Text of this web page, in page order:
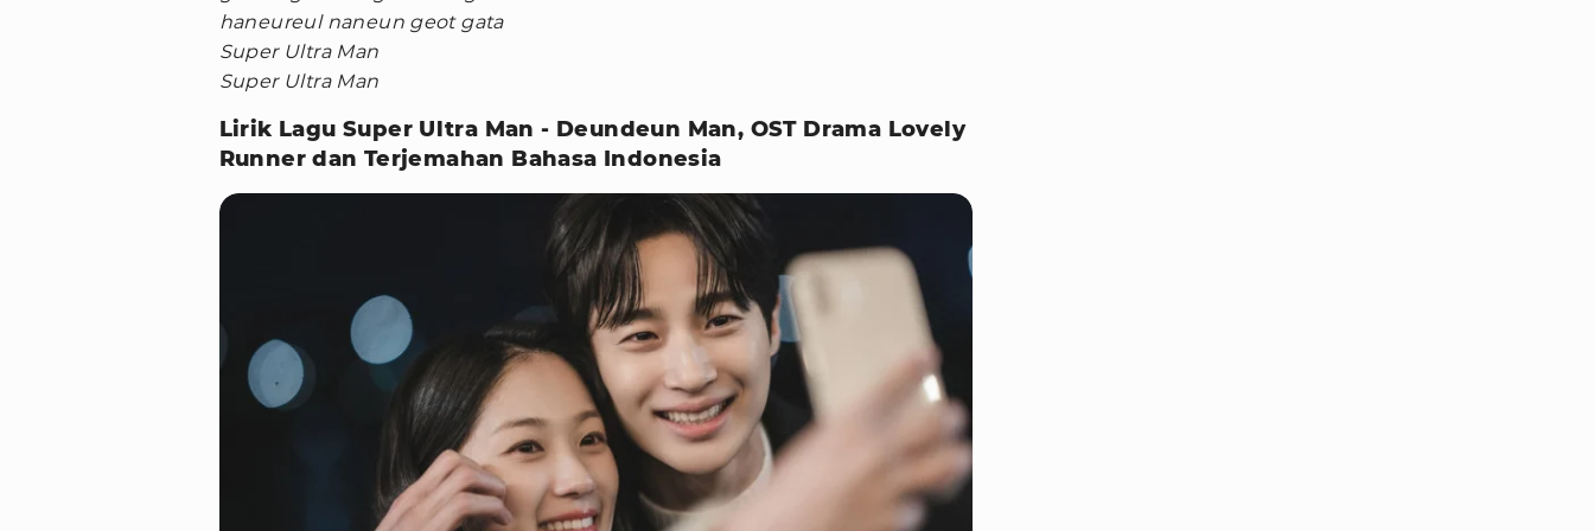
haneureul naneun geot gata
Super Ultra Man
Super Ultra Man
Lirik Lagu Super Ultra Man - Deundeun Man, OST Drama Lovely
Runner dan Terjemahan Bahasa Indonesia